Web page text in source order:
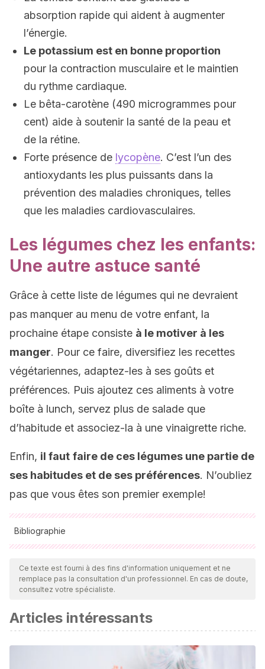
absorption rapide qui aident à augmenter
l’énergie.
Le potassium est en bonne proportion
pour la contraction musculaire et le maintien
du rythme cardiaque.
Le bêta-carotène (490 microgrammes pour
cent) aide à soutenir la santé de la peau et
de la rétine.
Forte présence de lycopène. C’est l’un des
antioxydants les plus puissants dans la
prévention des maladies chroniques, telles
que les maladies cardiovasculaires.
Les légumes chez les enfants:
Une autre astuce santé
Grâce à cette liste de légumes qui ne devraient
pas manquer au menu de votre enfant, la
prochaine étape consiste à le motiver à les
manger. Pour ce faire, diversifiez les recettes
végétariennes, adaptez-les à ses goûts et
préférences. Puis ajoutez ces aliments à votre
boîte à lunch, servez plus de salade que
d’habitude et associez-la à une vinaigrette riche.
Enfin, il faut faire de ces légumes une partie de
ses habitudes et de ses préférences. N’oubliez
pas que vous êtes son premier exemple!
Bibliographie
Toutes les sources citées ont été examinées en profondeur
par notre équipe pour garantir leur qualité, leur fiabilité, leur
actualité et leur validité. La bibliographie de cet article a été
ou scientifique
Aguilera Ortíz M, Reza Vargas M, Chew Madinaveitia R y
Meza Velázquez J. (2011). PROPIEDADES FUNCIONALES DE
LAS ANTOCIANINAS. : BIOtecnia / XIII (2): 16-22. Disponible
Ce texte est fourni à des fins d'information uniquement et ne
remplace pas la consultation d'un professionnel. En cas de doute,
consultez votre spécialiste.
Articles intéressants